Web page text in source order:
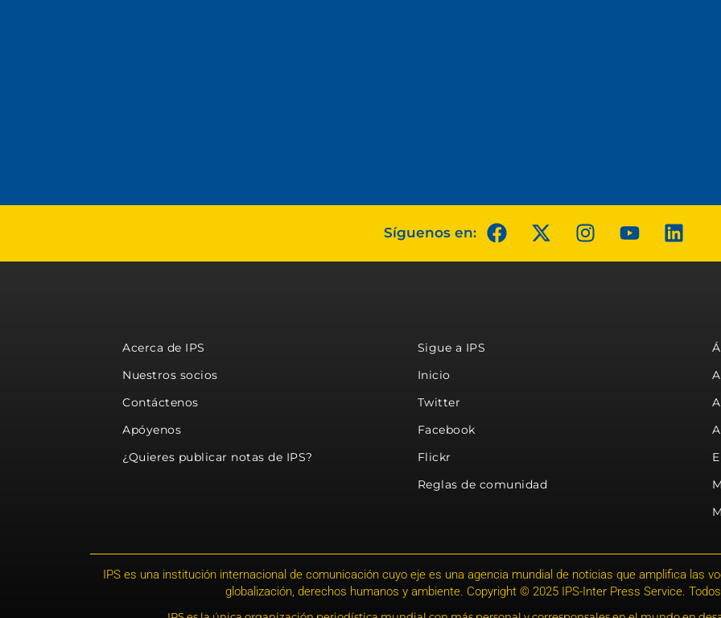
Síguenos en:
Acerca de IPS
Nuestros socios
Contáctenos
Apóyenos
¿Quieres publicar notas de IPS?
Sigue a IPS
Inicio
Twitter
Facebook
Flickr
Reglas de comunidad
IPS es una institución internacional de comunicación cuyo eje es una agencia mundial de noticias que amplifica las
globalización, derechos humanos y ambiente. Copyright © 2025 IPS-Inter Press Service.